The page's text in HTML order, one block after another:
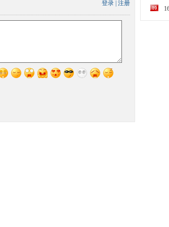
登录 注册
10